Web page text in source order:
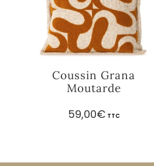
Coussin Grana
Moutarde
59,00€ TTC